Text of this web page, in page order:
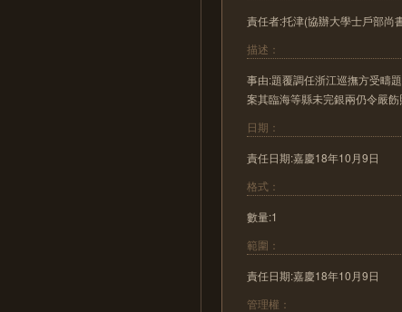
責任者:托津(協辦大學士戶部尚
描述：
事由:題覆調任浙江巡撫方受疇
案其臨海等縣未完銀兩仍令嚴
日期：
責任日期:嘉慶18年10月9日
格式：
數量:1
範圍：
責任日期:嘉慶18年10月9日
管理權：